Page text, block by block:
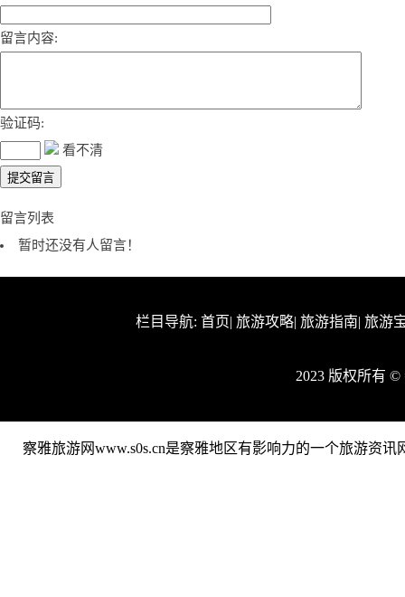
留言内容:
验证码:
看不清
留言列表
暂时还没有人留言！
栏目导航: 首页| 旅游攻略| 旅游指南| 旅游
2023 版权所有
察雅旅游网www.s0s.cn是察雅地区有影响力的一个旅游资